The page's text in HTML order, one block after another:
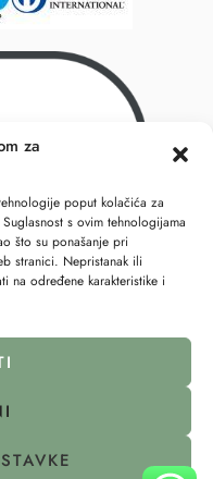
za
poput kolačića za
s ovim tehnologijama
što su ponašanje pri
stranici. Nepristanak ili
na određene karakteristike i
kolačića (EU)